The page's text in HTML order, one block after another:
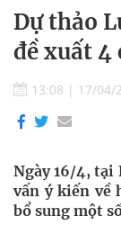
Dự thảo
đề xuất 4
13:08 | 17/04/
Ngày 16/4, tại
vấn ý kiến về
bổ sung một